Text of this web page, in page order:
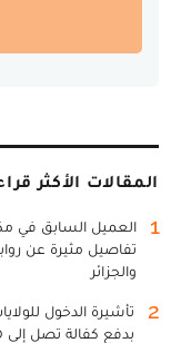
المقالات الأكثر
1
العميل السابق في
تفاصيل مثيرة عن
والجزائر
2
بدفع كفالة تصل إلى 20 ألف دولار